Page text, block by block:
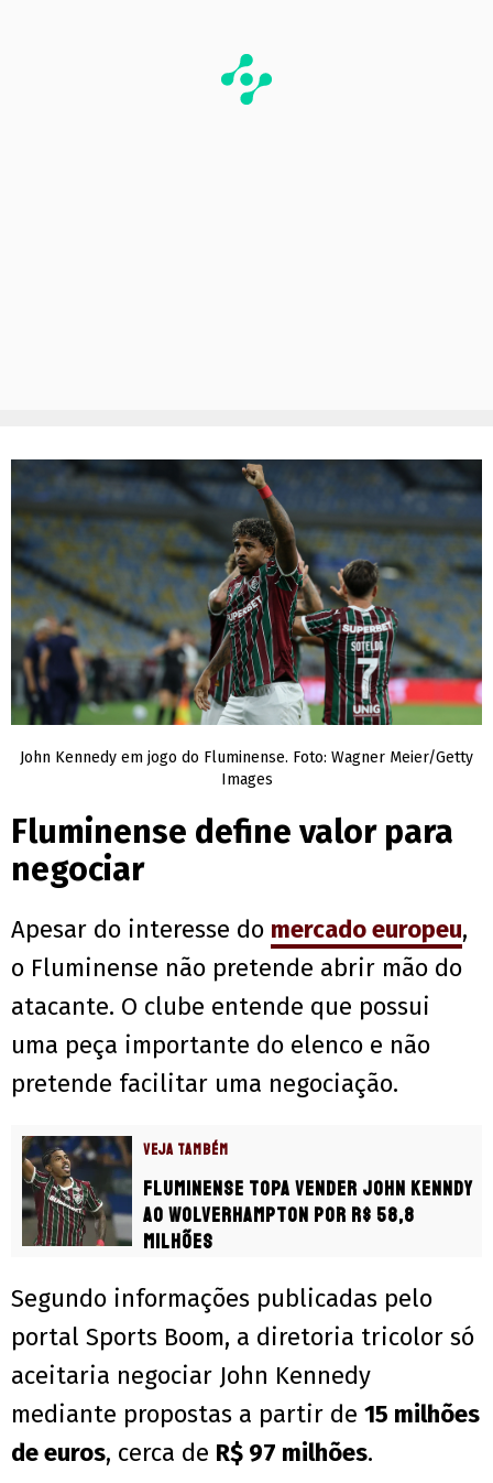
John Kennedy em jogo do Fluminense. Foto: Wagner Meier/Getty
Images
Fluminense define valor para
negociar
Apesar do interesse do mercado europeu,
o Fluminense não pretende abrir mão do
atacante. O clube entende que possui
uma peça importante do elenco e não
pretende facilitar uma negociação.
VEJA TAMBÉM
Fluminense topa vender John Kenndy
ao Wolverhampton por R$ 58,8
milhões
Segundo informações publicadas pelo
portal Sports Boom, a diretoria tricolor só
aceitaria negociar John Kennedy
mediante propostas a partir de 15 milhões
de euros, cerca de R$ 97 milhões.